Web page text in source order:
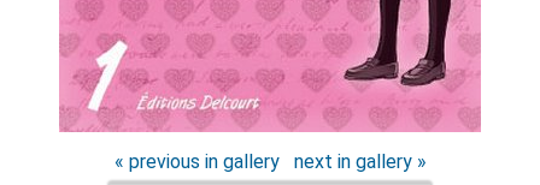
« previous in gallery next in gallery »